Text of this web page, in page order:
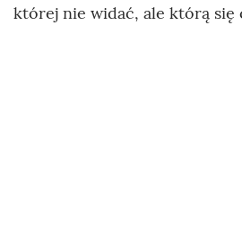
której nie widać, ale którą się